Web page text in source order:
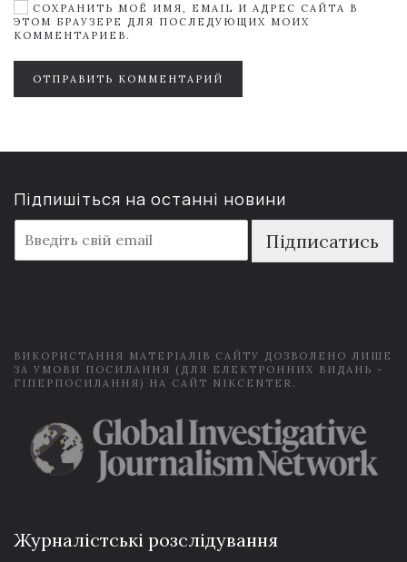
СОХРАНИТЬ МОЁ ИМЯ, EMAIL И АДРЕС САЙТА В
ЭТОМ БРАУЗЕРЕ ДЛЯ ПОСЛЕДУЮЩИХ МОИХ
КОММЕНТАРИЕВ.
ОТПРАВИТЬ КОММЕНТАРИЙ
Підпишіться на останні новини
m
a
Підписатись
ВИКОРИСТАННЯ МАТЕРІАЛІВ САЙТУ ДОЗВОЛЕНО ЛИШЕ
ЗА УМОВИ ПОСИЛАННЯ (ДЛЯ ЕЛЕКТРОННИХ ВИДАНЬ -
ГІПЕРПОСИЛАННЯ) НА САЙТ NIKCENTER.
Журналістські розслідування